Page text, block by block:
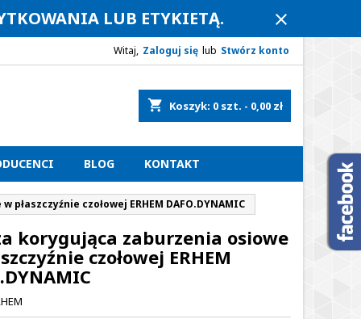
LUB ETYKIETĄ. close
Witaj, Zaloguj się lub Stwórz konto
shopping_cart Koszyk: 0 szt. - 0,00 zł
BLOG KONTAKT
czołowej ERHEM DAFO.DYNAMIC
korygująca zaburzenia osiowe
czołowej ERHEM